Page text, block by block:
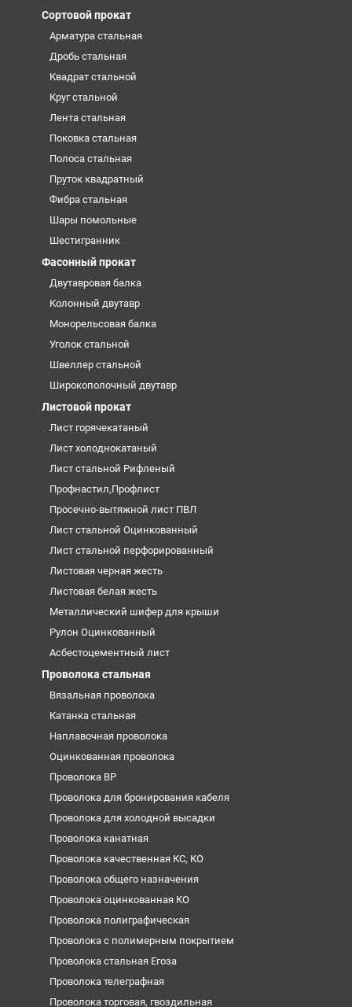
Сортовой прокат
Арматура стальная
Дробь стальная
Квадрат стальной
Круг стальной
Лента стальная
Поковка стальная
Полоса стальная
Пруток квадратный
Фибра стальная
Шары помольные
Шестигранник
Фасонный прокат
Двутавровая балка
Колонный двутавр
Монорельсовая балка
Уголок стальной
Швеллер стальной
Широкополочный двутавр
Листовой прокат
Лист горячекатаный
Лист холоднокатаный
Лист стальной Рифленый
Профнастил,Профлист
Просечно-вытяжной лист ПВЛ
Лист стальной Оцинкованный
Лист стальной перфорированный
Листовая черная жесть
Листовая белая жесть
Металлический шифер для крыши
Рулон Оцинкованный
Асбестоцементный лист
Проволока стальная
Вязальная проволока
Катанка стальная
Наплавочная проволока
Оцинкованная проволока
Проволока ВР
Проволока для бронирования кабеля
Проволока для холодной высадки
Проволока канатная
Проволока качественная КС, КО
Проволока общего назначения
Проволока оцинкованная КО
Проволока полиграфическая
Проволока с полимерным покрытием
Проволока стальная Егоза
Проволока телеграфная
Проволока торговая, гвоздильная